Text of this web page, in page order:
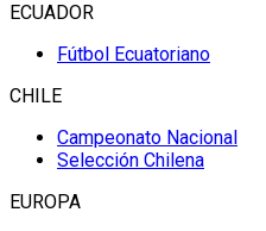
ECUADOR
Fútbol Ecuatoriano
CHILE
Campeonato Nacional
Selección Chilena
EUROPA